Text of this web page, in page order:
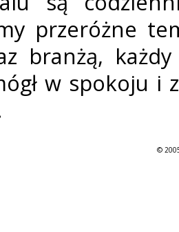
przeróżne
branżą,
w spokoju i
©